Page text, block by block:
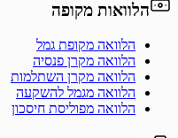
הלוואות מקופה
הלוואה מקופת גמל
הלוואה מקרן פנסיה
הלוואה מקרן השתלמות
הלוואה מגמל להשקעה
הלוואה מפוליסת חיסכון